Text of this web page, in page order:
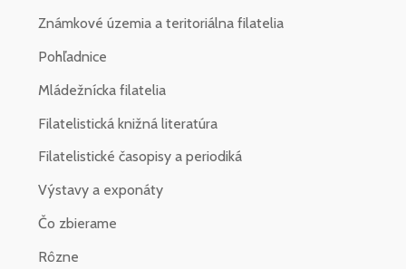
Známkové územia a teritoriálna filatelia
Pohľadnice
Mládežnícka filatelia
Filatelistická knižná literatúra
Filatelistické časopisy a periodiká
Výstavy a exponáty
Čo zbierame
Rôzne